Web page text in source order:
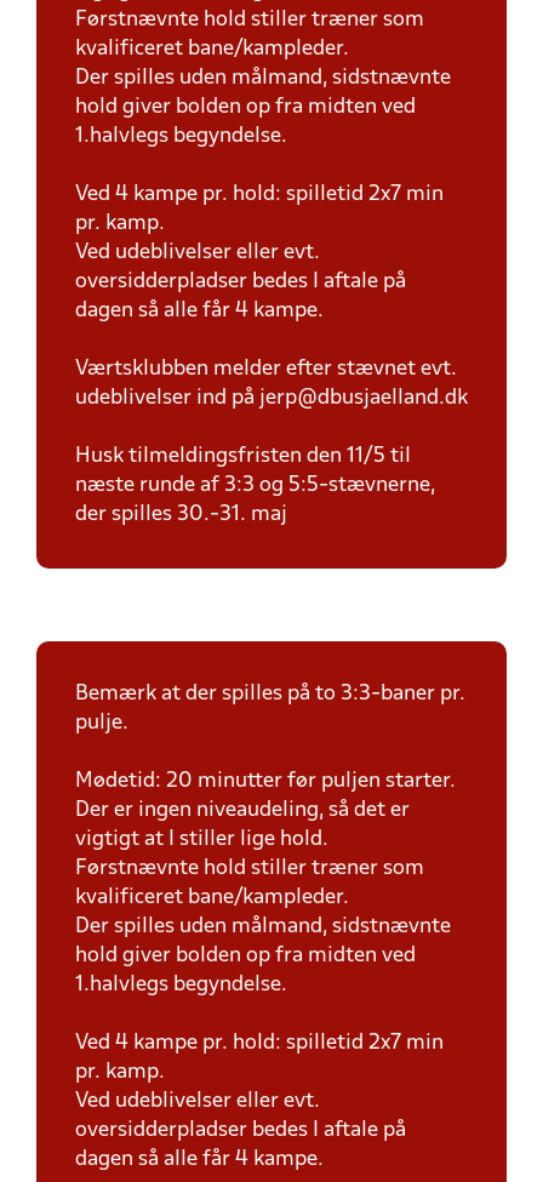
Førstnævnte hold stiller træner som
kvalificeret bane/kampleder.
Der spilles uden målmand, sidstnævnte
hold giver bolden op fra midten ved
1.halvlegs begyndelse.
Ved 4 kampe pr. hold: spilletid 2x7 min
pr. kamp.
Ved udeblivelser eller evt.
oversidderpladser bedes I aftale på
dagen så alle får 4 kampe.
Værtsklubben melder efter stævnet evt.
udeblivelser ind på jerp@dbusjaelland.dk
Husk tilmeldingsfristen den 11/5 til
næste runde af 3:3 og 5:5-stævnerne,
der spilles 30.-31. maj
Bemærk at der spilles på to 3:3-baner pr.
pulje.
Mødetid: 20 minutter før puljen starter.
Der er ingen niveaudeling, så det er
vigtigt at I stiller lige hold.
Førstnævnte hold stiller træner som
kvalificeret bane/kampleder.
Der spilles uden målmand, sidstnævnte
hold giver bolden op fra midten ved
1.halvlegs begyndelse.
Ved 4 kampe pr. hold: spilletid 2x7 min
pr. kamp.
Ved udeblivelser eller evt.
oversidderpladser bedes I aftale på
dagen så alle får 4 kampe.